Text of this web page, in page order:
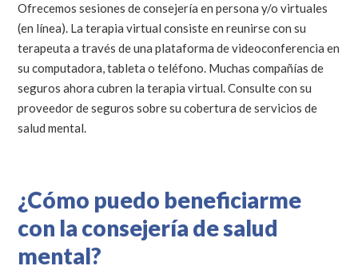
Ofrecemos sesiones de consejería en persona y/o virtuales
(en línea). La terapia virtual consiste en reunirse con su
terapeuta a través de una plataforma de videoconferencia en
su computadora, tableta o teléfono. Muchas compañías de
seguros ahora cubren la terapia virtual. Consulte con su
proveedor de seguros sobre su cobertura de servicios de
salud mental.
¿Cómo puedo beneficiarme
con la consejería de salud
mental?